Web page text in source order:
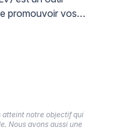
promouvoir vos
auprès de votre
atteint notre objectif qui
Nous avons aussi une